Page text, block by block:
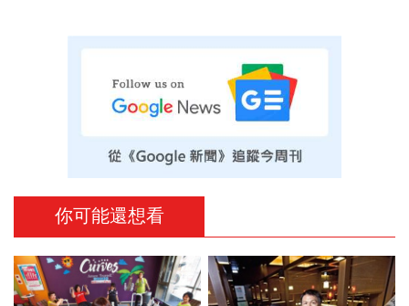
你可能還想看